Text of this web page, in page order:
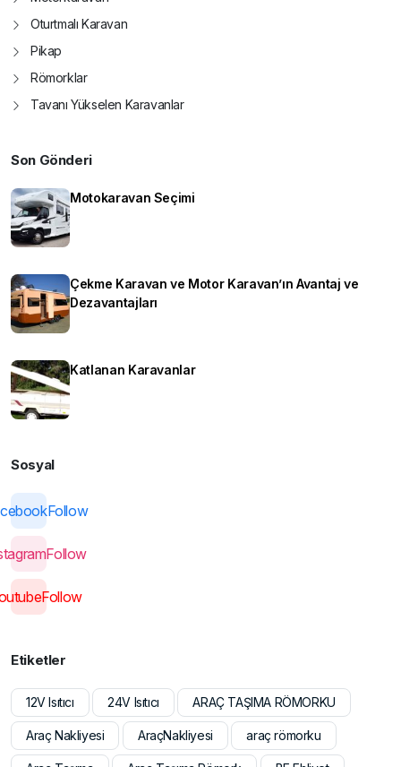
Oturtmalı Karavan
Pikap
Römorklar
Tavanı Yükselen Karavanlar
Son Gönderi
Motokaravan Seçimi
Çekme Karavan ve Motor Karavan’ın Avantaj ve
Dezavantajları
Katlanan Karavanlar
Sosyal
Follow
Follow
Follow
Etiketler
12V Isıtıcı 24V Isıtıcı ARAÇ TAŞIMA RÖMORKU
Araç Nakliyesi AraçNakliyesi araç römorku